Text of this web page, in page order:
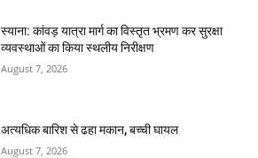
स्याना: कांवड़ यात्रा मार्ग का विस्तृत भ्रमण कर सुरक्षा
व्यवस्थाओं का किया स्थलीय निरीक्षण
August 7, 2026
अत्यधिक बारिश से ढहा मकान, बच्ची घायल
August 7, 2026